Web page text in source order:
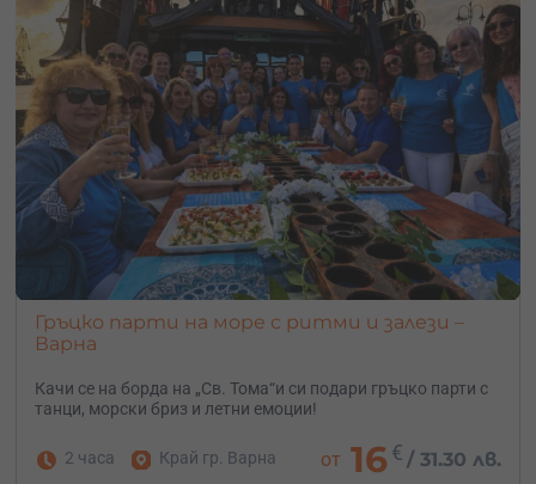
Гръцко парти на море с ритми и залези –
Варна
Качи се на борда на „Св. Тома“и си подари гръцко парти с
танци, морски бриз и летни емоции!
2 часа Край гр. Варна от 16€ / 31.30 лв.